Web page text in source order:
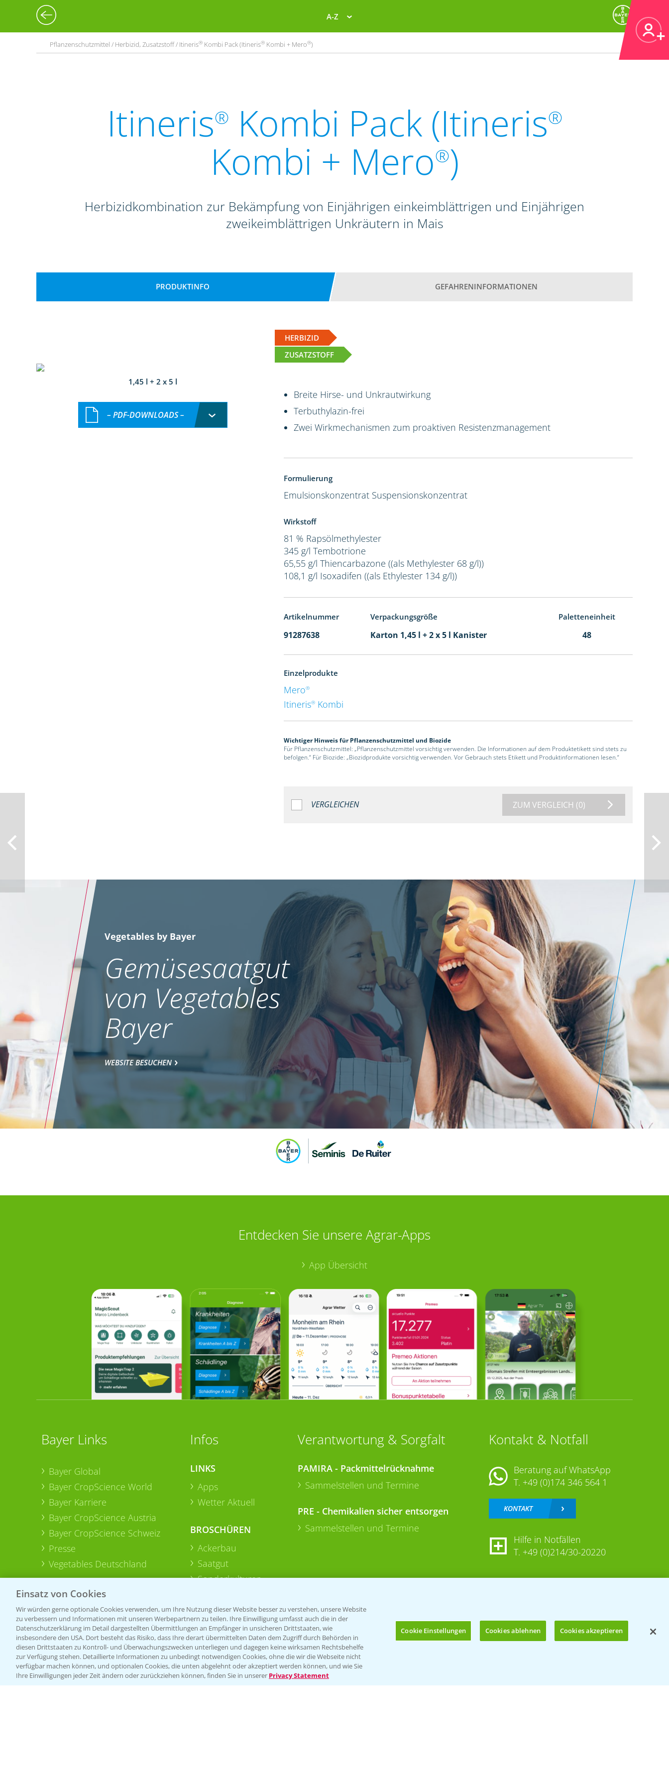
A-Z
Pflanzenschutzmittel / Herbizid, Zusatzstoff / Itineris® Kombi Pack (Itineris® Kombi + Mero®)
Itineris® Kombi Pack (Itineris®
Kombi + Mero®)
Herbizidkombination zur Bekämpfung von Einjährigen einkeimblättrigen und Einjährigen
zweikeimblättrigen Unkräutern in Mais
PRODUKTINFO GEFAHRENINFORMATIONEN
HERBIZID
ZUSATZSTOFF
1,45 l + 2 x 5 l
– PDF-DOWNLOADS –
Breite Hirse- und Unkrautwirkung
Terbuthylazin-frei
Zwei Wirkmechanismen zum proaktiven Resistenzmanagement
Formulierung
Emulsionskonzentrat Suspensionskonzentrat
Wirkstoff
81 % Rapsölmethylester
345 g/l Tembotrione
65,55 g/l Thiencarbazone ((als Methylester 68 g/l))
108,1 g/l Isoxadifen ((als Ethylester 134 g/l))
Artikelnummer Verpackungsgröße Paletteneinheit
91287638 Karton 1,45 l + 2 x 5 l Kanister 48
Einzelprodukte
Mero®
Itineris® Kombi
Wichtiger Hinweis für Pflanzenschutzmittel und Biozide
Für Pflanzenschutzmittel: „Pflanzenschutzmittel vorsichtig verwenden. Die Informationen auf dem Produktetikett sind stets zu
befolgen.“ Für Biozide: „Biozidprodukte vorsichtig verwenden. Vor Gebrauch stets Etikett und Produktinformationen lesen.“
VERGLEICHEN ZUM VERGLEICH (0)
Bis zu 4 Produkte vergleichen:
Vegetables by Bayer
Gemüsesaatgut
von Vegetables
Bayer
WEBSITE BESUCHEN
Entdecken Sie unsere Agrar-Apps
App Übersicht
Bayer Links
Bayer Global
Bayer CropScience World
Bayer Karriere
Bayer CropScience Austria
Bayer CropScience Schweiz
Presse
Vegetables Deutschland
Infos
LINKS
Apps
Wetter Aktuell
BROSCHÜREN
Ackerbau
Saatgut
Sonderkulturen
Verantwortung & Sorgfalt
PAMIRA - Packmittelrücknahme
Sammelstellen und Termine
PRE - Chemikalien sicher entsorgen
Sammelstellen und Termine
Kontakt & Notfall
Beratung auf WhatsApp
T. +49 (0)174 346 564 1
KONTAKT
Hilfe in Notfällen
T. +49 (0)214/30-20220
Folgen Sie uns
Einsatz von Cookies
Wir würden gerne optionale Cookies verwenden, um Ihre Nutzung dieser Website besser zu verstehen, unsere Website
zu verbessern und Informationen mit unseren Werbepartnern zu teilen. Ihre Einwilligung umfasst auch die in der
Datenschutzerklärung im Detail dargestellten Übermittlungen an Empfänger in unsicheren Drittstaaten, wie
insbesondere den USA. Dort besteht das Risiko, dass Ihre derart übermittelten Daten dem Zugriff durch Behörden in
diesen Drittstaaten zu Kontroll- und Überwachungszwecken unterliegen und dagegen keine wirksamen Rechtsbehelfe
zur Verfügung stehen. Detaillierte Informationen zu unbedingt notwendigen Cookies, ohne die wir die Webseite nicht
verfügbar machen können, und optionalen Cookies, die unten abgelehnt oder akzeptiert werden können, und wie Sie
Ihre Einwilligungen jeder Zeit ändern oder zurückziehen können, finden Sie in unserer Privacy Statement
Cookie Einstellungen Cookies ablehnen Cookies akzeptieren